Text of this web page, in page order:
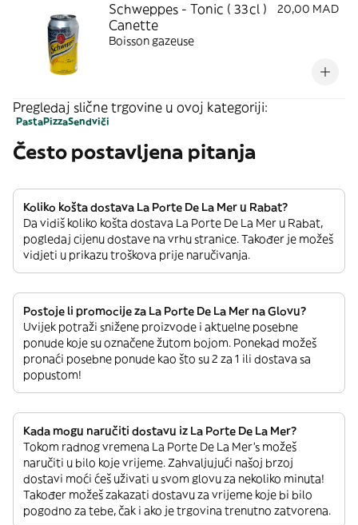
Schweppes - Tonic ( 33cl )
Canette
20,00 MAD
Boisson gazeuse
Pregledaj slične trgovine u ovoj kategoriji:
PastaPizzaSendviči
Često postavljena pitanja
Koliko košta dostava La Porte De La Mer u Rabat?
Da vidiš koliko košta dostava La Porte De La Mer u Rabat,
pogledaj cijenu dostave na vrhu stranice. Također je možeš
vidjeti u prikazu troškova prije naručivanja.
Postoje li promocije za La Porte De La Mer na Glovu?
Uvijek potraži snižene proizvode i aktuelne posebne
ponude koje su označene žutom bojom. Ponekad možeš
pronaći posebne ponude kao što su 2 za 1 ili dostava sa
popustom!
Kada mogu naručiti dostavu iz La Porte De La Mer?
Tokom radnog vremena La Porte De La Mer’s možeš
naručiti u bilo koje vrijeme. Zahvaljujući našoj brzoj
dostavi moći ćeš uživati u svom glovu za nekoliko minuta!
Također možeš zakazati dostavu za vrijeme koje bi bilo
pogodno za tebe, čak i ako je trgovina trenutno zatvorena.